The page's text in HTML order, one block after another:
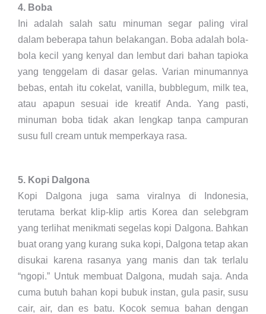
4. Boba
Ini adalah salah satu minuman segar paling viral
dalam beberapa tahun belakangan. Boba adalah bola-
bola kecil yang kenyal dan lembut dari bahan tapioka
yang tenggelam di dasar gelas. Varian minumannya
bebas, entah itu cokelat, vanilla, bubblegum, milk tea,
atau apapun sesuai ide kreatif Anda. Yang pasti,
minuman boba tidak akan lengkap tanpa campuran
susu full cream untuk memperkaya rasa.
5. Kopi Dalgona
Kopi Dalgona juga sama viralnya di Indonesia,
terutama berkat klip-klip artis Korea dan selebgram
yang terlihat menikmati segelas kopi Dalgona. Bahkan
buat orang yang kurang suka kopi, Dalgona tetap akan
disukai karena rasanya yang manis dan tak terlalu
“ngopi.” Untuk membuat Dalgona, mudah saja. Anda
cuma butuh bahan kopi bubuk instan, gula pasir, susu
cair, air, dan es batu. Kocok semua bahan dengan